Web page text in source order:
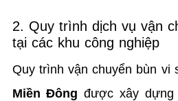
2. Quy trình dịch vụ vận
tại các khu công nghiệp
Quy trình vận chuyển bùn vi
Miền Đông được xây dựng